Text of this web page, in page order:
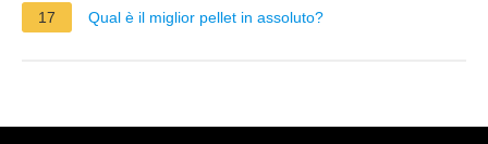
17 Qual è il miglior pellet in assoluto?